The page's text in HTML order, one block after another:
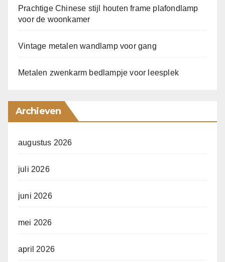
Prachtige Chinese stijl houten frame plafondlamp
voor de woonkamer
Vintage metalen wandlamp voor gang
Metalen zwenkarm bedlampje voor leesplek
Archieven
augustus 2026
juli 2026
juni 2026
mei 2026
april 2026